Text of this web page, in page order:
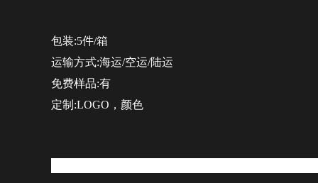
包装:5件/箱
运输方式:海运/空运/陆运
免费样品:有
定制:LOGO，颜色